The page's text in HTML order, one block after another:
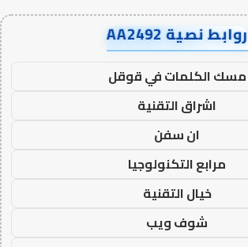
روابط نصية AA2492
مسك الكلمات في قوقل
اشراق التقنية
ان سفن
مرابع التكنولوجيا
خيال التقنية
شوف ويب